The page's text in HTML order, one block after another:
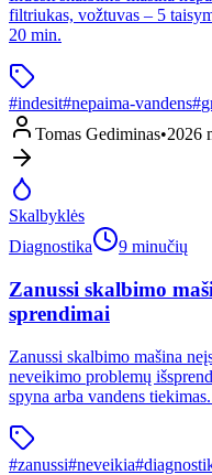
filtriukas, vožtuvas – 5
20 min.
#indesit#nepaima-vandens#
Tomas Gediminas•2026
Skalbyklės
Diagnostika
9 minučių
Zanussi skalbimo
sprendimai
Zanussi skalbimo mašina
neveikimo problemų
spyna arba vandens
#zanussi#neveikia#